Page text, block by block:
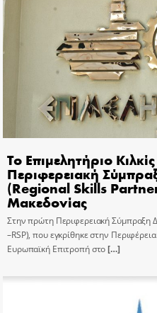
Το Επιμελητήριο
Περιφερειακή
(Regional Skills
Μακεδονίας
Στην πρώτη Περιφερειακή Σύμπραξη
–RSP), που εγκρίθηκε στην
Ευρωπαϊκή Επιτροπή στο[…]